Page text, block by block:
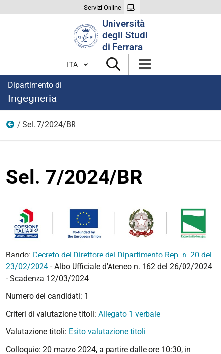
Servizi Online
Università
degli Studi
di Ferrara
Cambia lingua
Dipartimento di
Ingegneria
2024
Sel. 7/2024/BR
Sel. 7/2024/BR
Bando: Decreto del Direttore del Dipartimento Rep. n. 20 del
23/02/2024 - Albo Ufficiale d'Ateneo n. 162 del 26/02/2024
- Scadenza 12/03/2024
Numero dei candidati: 1
Criteri di valutazione titoli: Allegato 1 verbale
Valutazione titoli: Esito valutazione titoli
Colloquio: 20 marzo 2024, a partire dalle ore 10:30, in